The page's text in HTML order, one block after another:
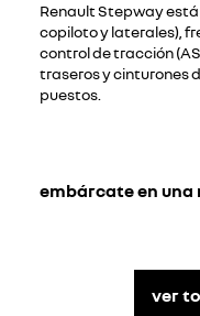
Renault Stepway
copiloto y laterales),
control de tracción
traseros y cinturones
puestos.
embárcate en una
ver